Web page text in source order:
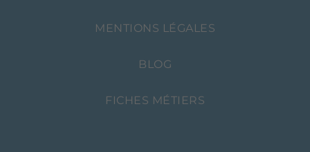
MENTIONS LÉGALES
BLOG
FICHES MÉTIERS